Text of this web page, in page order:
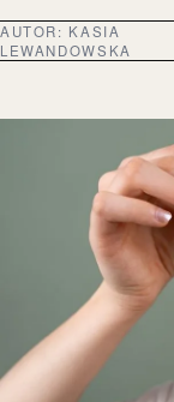
AUTOR: KASIA
LEWANDOWSKA